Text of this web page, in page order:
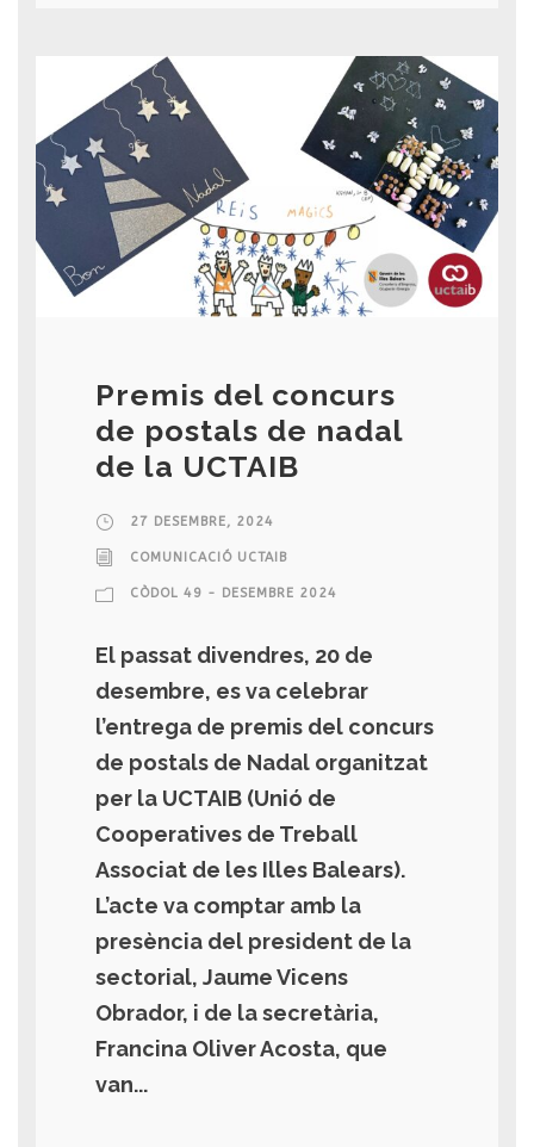
Premis del concurs
de postals de nadal
de la UCTAIB
27 DESEMBRE, 2024
COMUNICACIÓ UCTAIB
CÒDOL 49 - DESEMBRE 2024
El passat divendres, 20 de
desembre, es va celebrar
l’entrega de premis del concurs
de postals de Nadal organitzat
per la UCTAIB (Unió de
Cooperatives de Treball
Associat de les Illes Balears).
L’acte va comptar amb la
presència del president de la
sectorial, Jaume Vicens
Obrador, i de la secretària,
Francina Oliver Acosta, que
van...